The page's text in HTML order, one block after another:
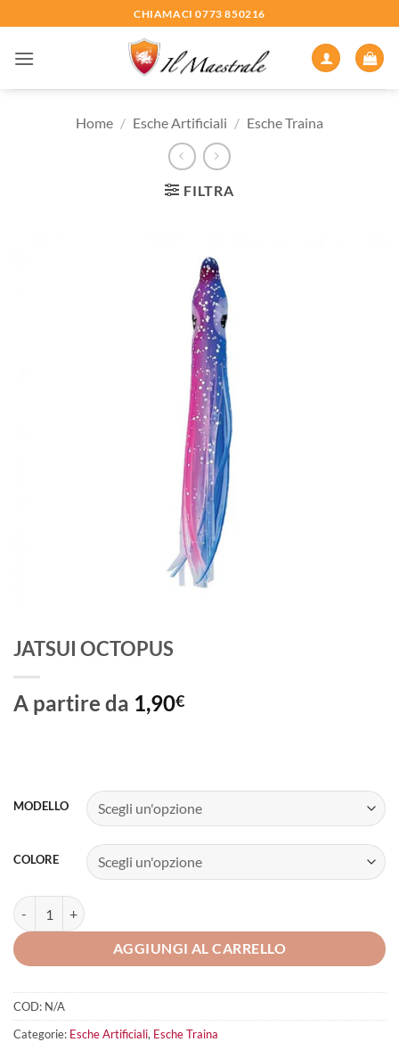
ai
contenuti
CHIAMACI 0773 850216
Home / Esche Artificiali / Esche Traina
FILTRA
JATSUI OCTOPUS
A partire da 1,90€
MODELLO
COLORE
JATSUI OCTOPUS quantità
AGGIUNGI AL CARRELLO
COD: N/A
Categorie: Esche Artificiali, Esche Traina